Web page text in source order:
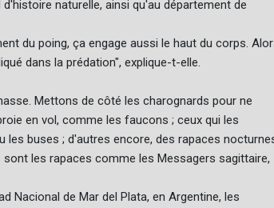
naturelle, ainsi qu'au département de
du poing, ça engage aussi le haut du corps.
dans la prédation", explique-t-elle.
Mettons de côté les charognards pour ne
en vol, comme les faucons ; ceux qui les
buses ; d'autres encore, des rapaces
les rapaces comme les Messagers sagittaire,
Nacional de Mar del Plata, en Argentine, les